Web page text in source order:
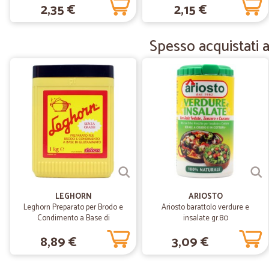
2,35 € 2,15 €
Spesso acquistati
LEGHORN
Leghorn Preparato per Brodo e
Condimento a Base di
8,89 €
ARIOSTO
Ariosto barattolo verdure e
insalate gr.80
3,09 €